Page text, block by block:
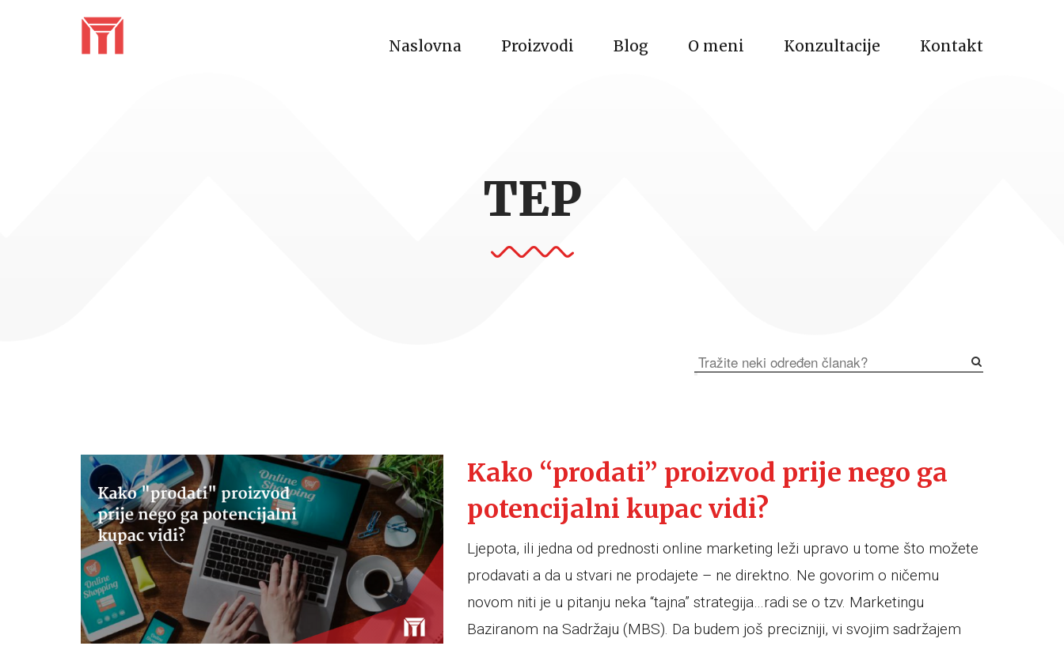
Naslovna Proizvodi Blog O meni Konzultacije Kontakt
TEP
Kako “prodati” proizvod prije nego ga
potencijalni kupac vidi?
Ljepota, ili jedna od prednosti online marketing leži upravo u tome što možete
prodavati a da u stvari ne prodajete – ne direktno. Ne govorim o ničemu
novom niti je u pitanju neka “tajna” strategija…radi se o tzv. Marketingu
Baziranom na Sadržaju (MBS). Da budem još precizniji, vi svojim sadržajem